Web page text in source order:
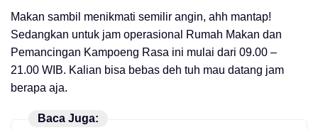
Makan sambil menikmati semilir angin, ahh mantap!
Sedangkan untuk jam operasional Rumah Makan dan
Pemancingan Kampoeng Rasa ini mulai dari 09.00 –
21.00 WIB. Kalian bisa bebas deh tuh mau datang jam
berapa aja.
Baca Juga: